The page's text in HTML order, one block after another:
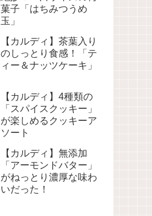
菓子「はちみつうめ
玉」
【カルディ】茶葉入り
のしっとり食感！「テ
ィー＆ナッツケーキ」
【カルディ】4種類の
「スパイスクッキー」
が楽しめるクッキーア
ソート
【カルディ】無添加
「アーモンドバター」
がねっとり濃厚な味わ
いだった！